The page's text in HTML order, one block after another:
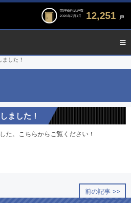
管理物件総戸数
2026年7月1日
12,251 戸
した！
ました！
た。 こちらからご覧ください！
前の記事 >>